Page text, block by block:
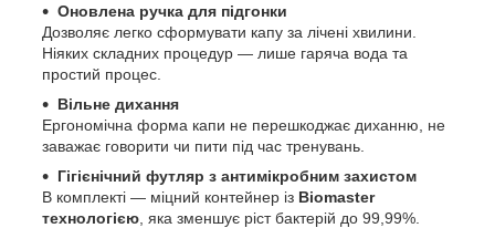
Оновлена ручка для підгонки
Дозволяє легко сформувати капу за лічені хвилини.
Ніяких складних процедур — лише гаряча вода та
простий процес.
Вільне дихання
Ергономічна форма капи не перешкоджає диханню, не
заважає говорити чи пити під час тренувань.
Гігієнічний футляр з антимікробним захистом
В комплекті — міцний контейнер із Biomaster
технологією , яка зменшує ріст бактерій до 99,99%.